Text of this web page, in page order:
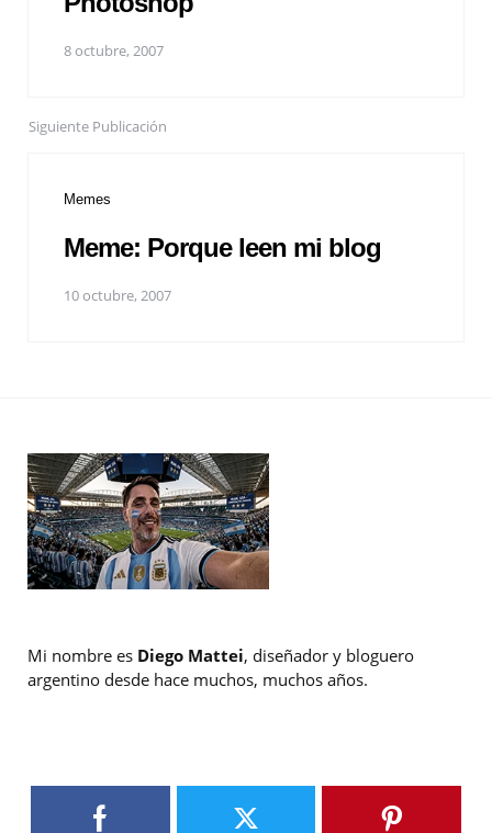
8 octubre, 2007
Siguiente Publicación
Memes
Meme: Porque leen mi blog
10 octubre, 2007
Mi nombre es Diego Mattei, diseñador y bloguero
argentino desde hace muchos, muchos años.